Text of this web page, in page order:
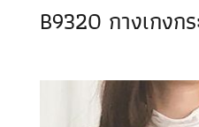
B9320 กางเกงก